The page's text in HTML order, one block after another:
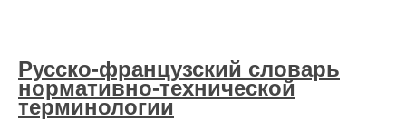
Русско-французский словарь
нормативно-технической
терминологии